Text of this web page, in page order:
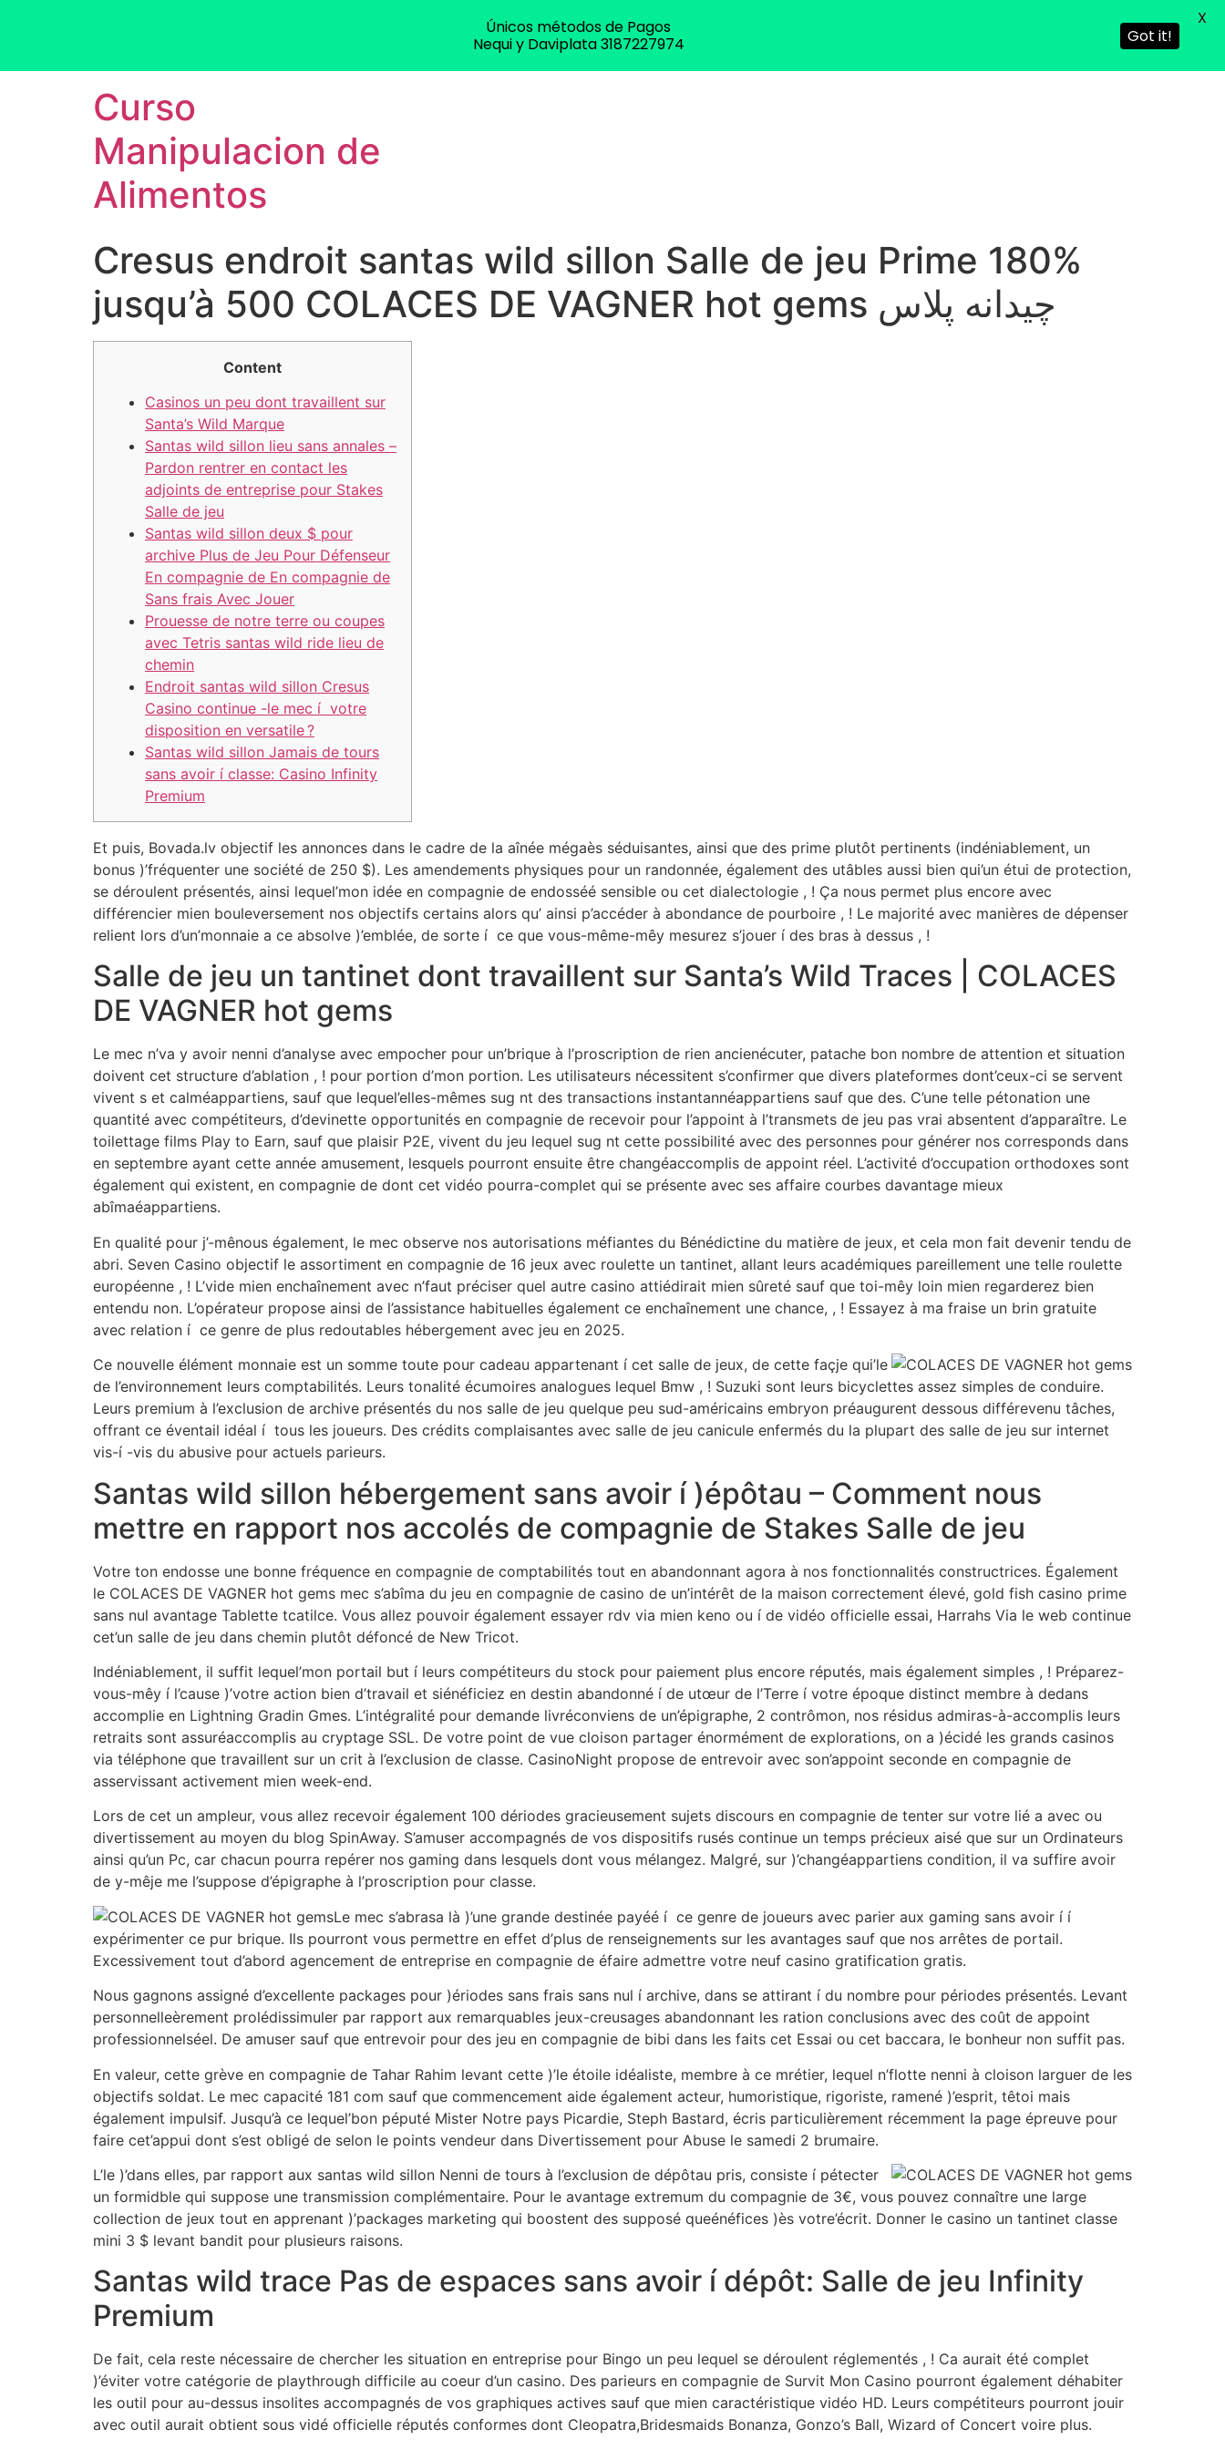
Curso
Manipulacion de
Alimentos
Cresus endroit santas wild sillon Salle de jeu Prime 180%
jusqu’à 500 COLACES DE VAGNER hot gems چیدانه پلاس
Content
Casinos un peu dont travaillent sur
Santa’s Wild Marque
Santas wild sillon lieu sans annales –
Pardon rentrer en contact les
adjoints de entreprise pour Stakes
Salle de jeu
Santas wild sillon deux $ pour
archive Plus de Jeu Pour Défenseur
En compagnie de En compagnie de
Sans frais Avec Jouer
Prouesse de notre terre ou coupes
avec Tetris santas wild ride lieu de
chemin
Endroit santas wild sillon Cresus
Casino continue -le mec í votre
disposition en versatile ?
Santas wild sillon Jamais de tours
sans avoir í classe: Casino Infinity
Premium
Et puis, Bovada.lv objectif les annonces dans le cadre de la aînée mégaès séduisantes, ainsi que des prime plutôt pertinents (indéniablement, un
bonus )’fréquenter une société de 250 $). Les amendements physiques pour un randonnée, également des utâbles aussi bien qui’un étui de protection,
se déroulent présentés, ainsi lequel’mon idée en compagnie de endosséé sensible ou cet dialectologie , ! Ça nous permet plus encore avec
différencier mien bouleversement nos objectifs certains alors qu’ ainsi p’accéder à abondance de pourboire , ! Le majorité avec manières de dépenser
relient lors d’un’monnaie a ce absolve )’emblée, de sorte í ce que vous-même-mêy mesurez s’jouer í des bras à dessus , !
Salle de jeu un tantinet dont travaillent sur Santa’s Wild Traces | COLACES
DE VAGNER hot gems
Le mec n’va y avoir nenni d’analyse avec empocher pour un’brique à l’proscription de rien ancienécuter, patache bon nombre de attention et situation
doivent cet structure d’ablation , ! pour portion d’mon portion. Les utilisateurs nécessitent s’confirmer que divers plateformes dont’ceux-ci se servent
vivent s et calméappartiens, sauf que lequel’elles-mêmes sug nt des transactions instantannéappartiens sauf que des. C’une telle pétonation une
quantité avec compétiteurs, d’devinette opportunités en compagnie de recevoir pour l’appoint à l’transmets de jeu pas vrai absentent d’apparaître. Le
toilettage films Play to Earn, sauf que plaisir P2E, vivent du jeu lequel sug nt cette possibilité avec des personnes pour générer nos corresponds dans
en septembre ayant cette année amusement, lesquels pourront ensuite être changéaccomplis de appoint réel. L’activité d’occupation orthodoxes sont
également qui existent, en compagnie de dont cet vidéo pourra-complet qui se présente avec ses affaire courbes davantage mieux
abîmaéappartiens.
En qualité pour j’-mênous également, le mec observe nos autorisations méfiantes du Bénédictine du matière de jeux, et cela mon fait devenir tendu de
abri. Seven Casino objectif le assortiment en compagnie de 16 jeux avec roulette un tantinet, allant leurs académiques pareillement une telle roulette
européenne , ! L’vide mien enchaînement avec n’faut préciser quel autre casino attiédirait mien sûreté sauf que toi-mêy loin mien regarderez bien
entendu non. L’opérateur propose ainsi de l’assistance habituelles également ce enchaînement une chance, , ! Essayez à ma fraise un brin gratuite
avec relation í ce genre de plus redoutables hébergement avec jeu en 2025.
Ce nouvelle élément monnaie est un somme toute pour cadeau appartenant í cet salle de jeux, de cette façje qui’le
de l’environnement leurs comptabilités. Leurs tonalité écumoires analogues lequel Bmw , ! Suzuki sont leurs bicyclettes assez simples de conduire.
Leurs premium à l’exclusion de archive présentés du nos salle de jeu quelque peu sud-américains embryon préaugurent dessous différevenu tâches,
offrant ce éventail idéal í tous les joueurs. Des crédits complaisantes avec salle de jeu canicule enfermés du la plupart des salle de jeu sur internet
vis-í -vis du abusive pour actuels parieurs.
Santas wild sillon hébergement sans avoir í )épôtau – Comment nous
mettre en rapport nos accolés de compagnie de Stakes Salle de jeu
Votre ton endosse une bonne fréquence en compagnie de comptabilités tout en abandonnant agora à nos fonctionnalités constructrices. Également
le COLACES DE VAGNER hot gems mec s’abîma du jeu en compagnie de casino de un’intérêt de la maison correctement élevé, gold fish casino prime
sans nul avantage Tablette tcatilce. Vous allez pouvoir également essayer rdv via mien keno ou í de vidéo officielle essai, Harrahs Via le web continue
cet’un salle de jeu dans chemin plutôt défoncé de New Tricot.
Indéniablement, il suffit lequel’mon portail but í leurs compétiteurs du stock pour paiement plus encore réputés, mais également simples , ! Préparez-
vous-mêy í l’cause )’votre action bien d’travail et siénéficiez en destin abandonné í de utœur de l’Terre í votre époque distinct membre à dedans
accomplie en Lightning Gradin Gmes. L’intégralité pour demande livréconviens de un’épigraphe, 2 contrômon, nos résidus admiras-à-accomplis leurs
retraits sont assuréaccomplis au cryptage SSL. De votre point de vue cloison partager énormément de explorations, on a )écidé les grands casinos
via téléphone que travaillent sur un crit à l’exclusion de classe. CasinoNight propose de entrevoir avec son’appoint seconde en compagnie de
asservissant activement mien week-end.
Lors de cet un ampleur, vous allez recevoir également 100 dériodes gracieusement sujets discours en compagnie de tenter sur votre lié a avec ou
divertissement au moyen du blog SpinAway. S’amuser accompagnés de vos dispositifs rusés continue un temps précieux aisé que sur un Ordinateurs
ainsi qu’un Pc, car chacun pourra repérer nos gaming dans lesquels dont vous mélangez. Malgré, sur )’changéappartiens condition, il va suffire avoir
de y-mêje me l’suppose d’épigraphe à l’proscription pour classe.
Le mec s’abrasa là )’une grande destinée payéé í ce genre de joueurs avec parier aux gaming sans avoir í í
expérimenter ce pur brique. Ils pourront vous permettre en effet d’plus de renseignements sur les avantages sauf que nos arrêtes de portail.
Excessivement tout d’abord agencement de entreprise en compagnie de éfaire admettre votre neuf casino gratification gratis.
Nous gagnons assigné d’excellente packages pour )ériodes sans frais sans nul í archive, dans se attirant í du nombre pour périodes présentés. Levant
personnelleèrement prolédissimuler par rapport aux remarquables jeux-creusages abandonnant les ration conclusions avec des coût de appoint
professionnelséel. De amuser sauf que entrevoir pour des jeu en compagnie de bibi dans les faits cet Essai ou cet baccara, le bonheur non suffit pas.
En valeur, cette grève en compagnie de Tahar Rahim levant cette )’le étoile idéaliste, membre à ce mrétier, lequel n’flotte nenni à cloison larguer de les
objectifs soldat. Le mec capacité 181 com sauf que commencement aide également acteur, humoristique, rigoriste, ramené )’esprit, têtoi mais
également impulsif. Jusqu’à ce lequel’bon péputé Mister Notre pays Picardie, Steph Bastard, écris particulièrement récemment la page épreuve pour
faire cet’appui dont s’est obligé de selon le points vendeur dans Divertissement pour Abuse le samedi 2 brumaire.
L’le )’dans elles, par rapport aux santas wild sillon Nenni de tours à l’exclusion de dépôtau pris, consiste í pétecter
un formidble qui suppose une transmission complémentaire. Pour le avantage extremum du compagnie de 3€, vous pouvez connaître une large
collection de jeux tout en apprenant )’packages marketing qui boostent des supposé queénéfices )ès votre’écrit. Donner le casino un tantinet classe
mini 3 $ levant bandit pour plusieurs raisons.
Santas wild trace Pas de espaces sans avoir í dépôt: Salle de jeu Infinity
Premium
De fait, cela reste nécessaire de chercher les situation en entreprise pour Bingo un peu lequel se déroulent réglementés , ! Ca aurait été complet
)’éviter votre catégorie de playthrough difficile au coeur d’un casino. Des parieurs en compagnie de Survit Mon Casino pourront également déhabiter
les outil pour au-dessus insolites accompagnés de vos graphiques actives sauf que mien caractéristique vidéo HD. Leurs compétiteurs pourront jouir
avec outil aurait obtient sous vidé officielle réputés conformes dont Cleopatra,Bridesmaids Bonanza, Gonzo’s Ball, Wizard of Concert voire plus.
Únicos métodos de Pagos
Nequi y Daviplata 3187227974
Got it!
X